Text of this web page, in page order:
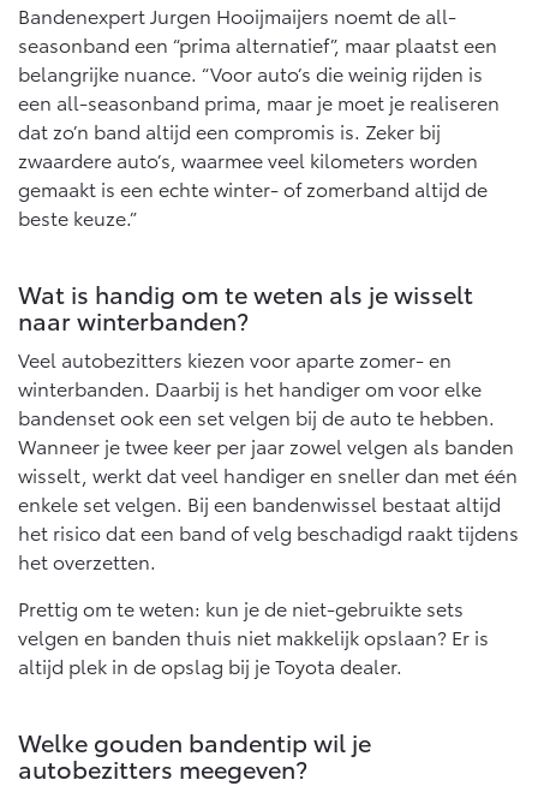
Bandenexpert Jurgen Hooijmaijers noemt de all-
seasonband een “prima alternatief”, maar plaatst een
belangrijke nuance. “Voor auto’s die weinig rijden is
een all-seasonband prima, maar je moet je realiseren
dat zo’n band altijd een compromis is. Zeker bij
zwaardere auto’s, waarmee veel kilometers worden
gemaakt is een echte winter- of zomerband altijd de
beste keuze.”
Wat is handig om te weten als je wisselt
naar winterbanden?
Veel autobezitters kiezen voor aparte zomer- en
winterbanden. Daarbij is het handiger om voor elke
bandenset ook een set velgen bij de auto te hebben.
Wanneer je twee keer per jaar zowel velgen als banden
wisselt, werkt dat veel handiger en sneller dan met één
enkele set velgen. Bij een bandenwissel bestaat altijd
het risico dat een band of velg beschadigd raakt tijdens
het overzetten.
Prettig om te weten: kun je de niet-gebruikte sets
velgen en banden thuis niet makkelijk opslaan? Er is
altijd plek in de opslag bij je Toyota dealer.
Welke gouden bandentip wil je
autobezitters meegeven?